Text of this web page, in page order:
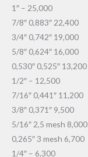
1″ – 25,000
7/8″ 0,883″ 22,400
3/4″ 0,742″ 19,000
5/8″ 0,624″ 16,000
0,530″ 0,525″ 13,200
1/2″ – 12,500
7/16″ 0,441″ 11,200
3/8″ 0,371″ 9,500
5/16″ 2,5 mesh 8,000
0,265″ 3 mesh 6,700
1/4″ – 6,300